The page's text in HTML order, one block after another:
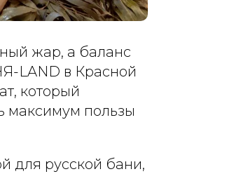
жар, а баланс
LAND в Красной
который
максимум пользы
для русской бани,